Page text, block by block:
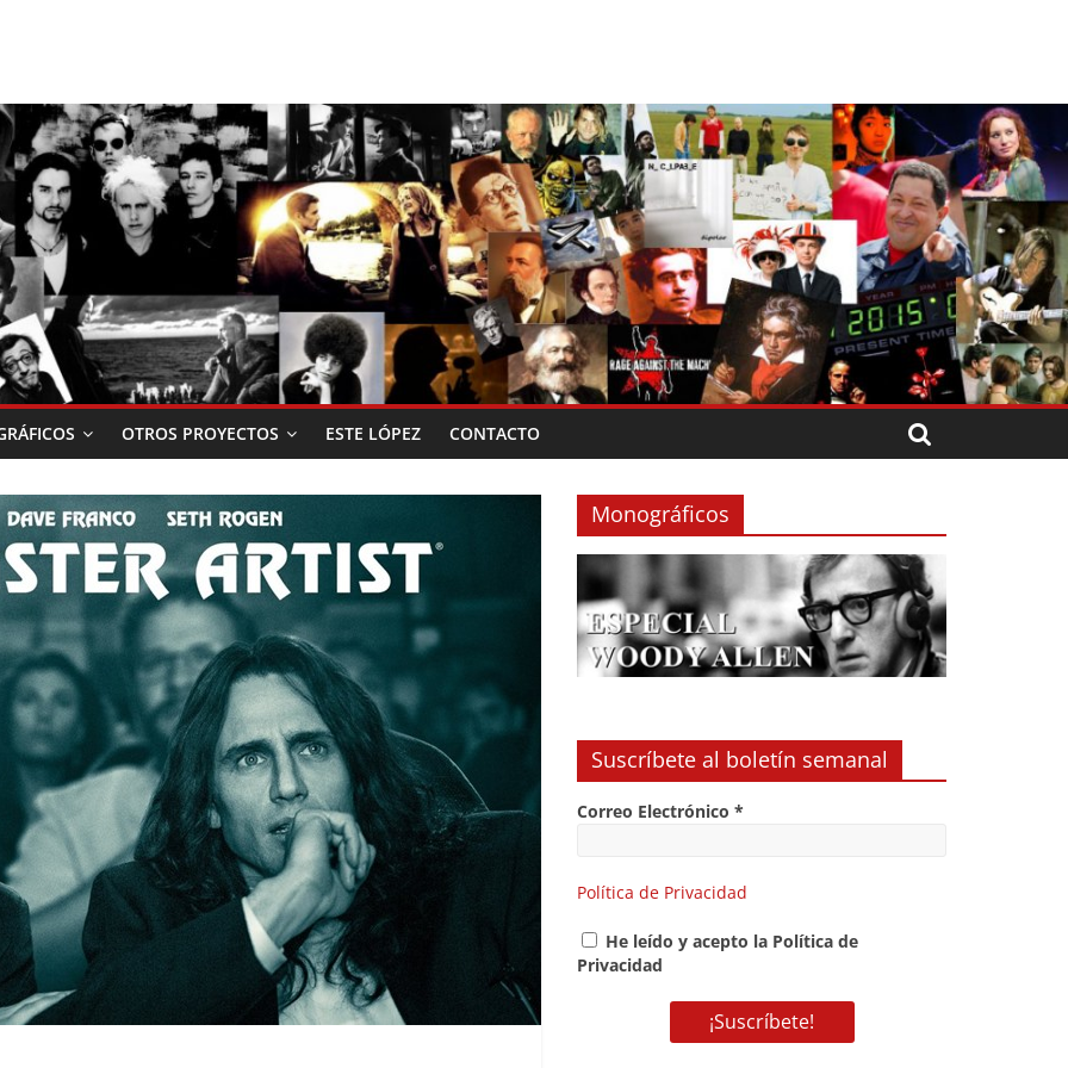
OTROS PROYECTOS ESTE LÓPEZ CONTACTO
Monográficos
Suscríbete al boletín semanal
Correo Electrónico *
Política de Privacidad
He leído y acepto la Política de
Privacidad